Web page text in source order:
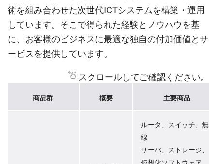
術を組み合わせた次世代ICTシステムを構築・運用
しています。そこで得られた経験とノウハウを基
に、お客様のビジネスに最適な独自の付加価値とサ
ービスを提供しています。
スクロールしてご確認ください。
商品群 概要 主要商品
ルータ、スイッチ、無
線
サーバ、ストレージ、